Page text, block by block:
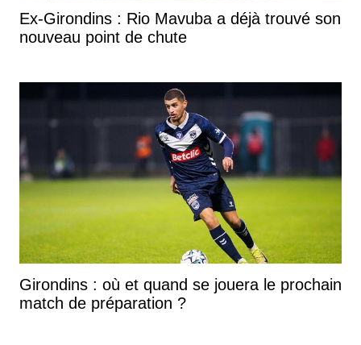
Ex-Girondins : Rio Mavuba a déjà trouvé son
nouveau point de chute
Girondins : où et quand se jouera le prochain
match de préparation ?